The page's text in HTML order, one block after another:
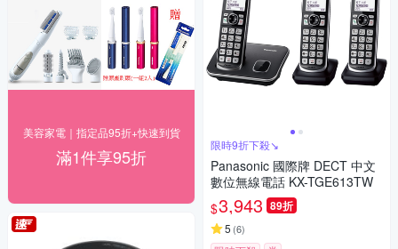
美容家電｜指定品95折+快速到貨
滿1件享95折
限時9折下殺↘
Panasonic 國際牌 DECT 中文
數位無線電話 KX-TGE613TW
$3,943 89折
5 (6)